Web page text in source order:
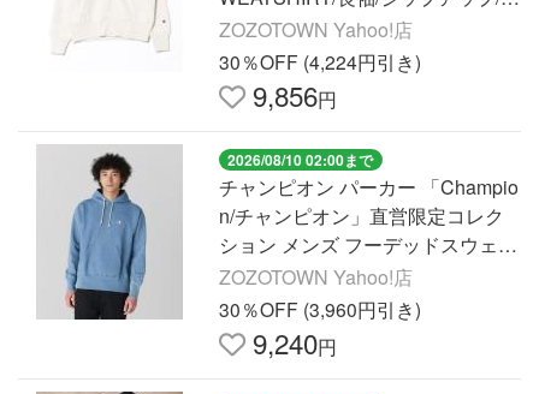
ーカー/フーディー/リバースウィー
ブ メンズ レディース
ZOZOTOWN Yahoo!店
30％OFF (4,224円引き)
9,856円
2026/08/10 02:00まで
チャンピオン パーカー 「Champio
n/チャンピオン」直営限定コレク
ション メンズ フーデッドスウェッ
トシャツ メンズ
ZOZOTOWN Yahoo!店
30％OFF (3,960円引き)
9,240円